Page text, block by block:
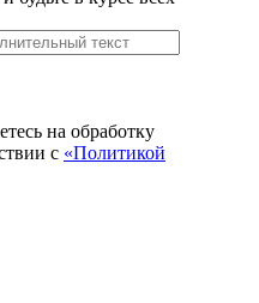
на обработку
с «Политикой